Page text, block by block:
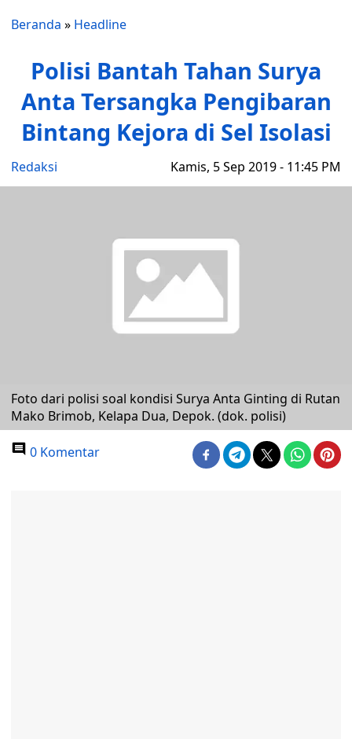
Beranda » Headline
Polisi Bantah Tahan Surya
Anta Tersangka Pengibaran
Bintang Kejora di Sel Isolasi
Redaksi Kamis, 5 Sep 2019 - 11:45 PM
Foto dari polisi soal kondisi Surya Anta Ginting di Rutan
Mako Brimob, Kelapa Dua, Depok. (dok. polisi)
0 Komentar